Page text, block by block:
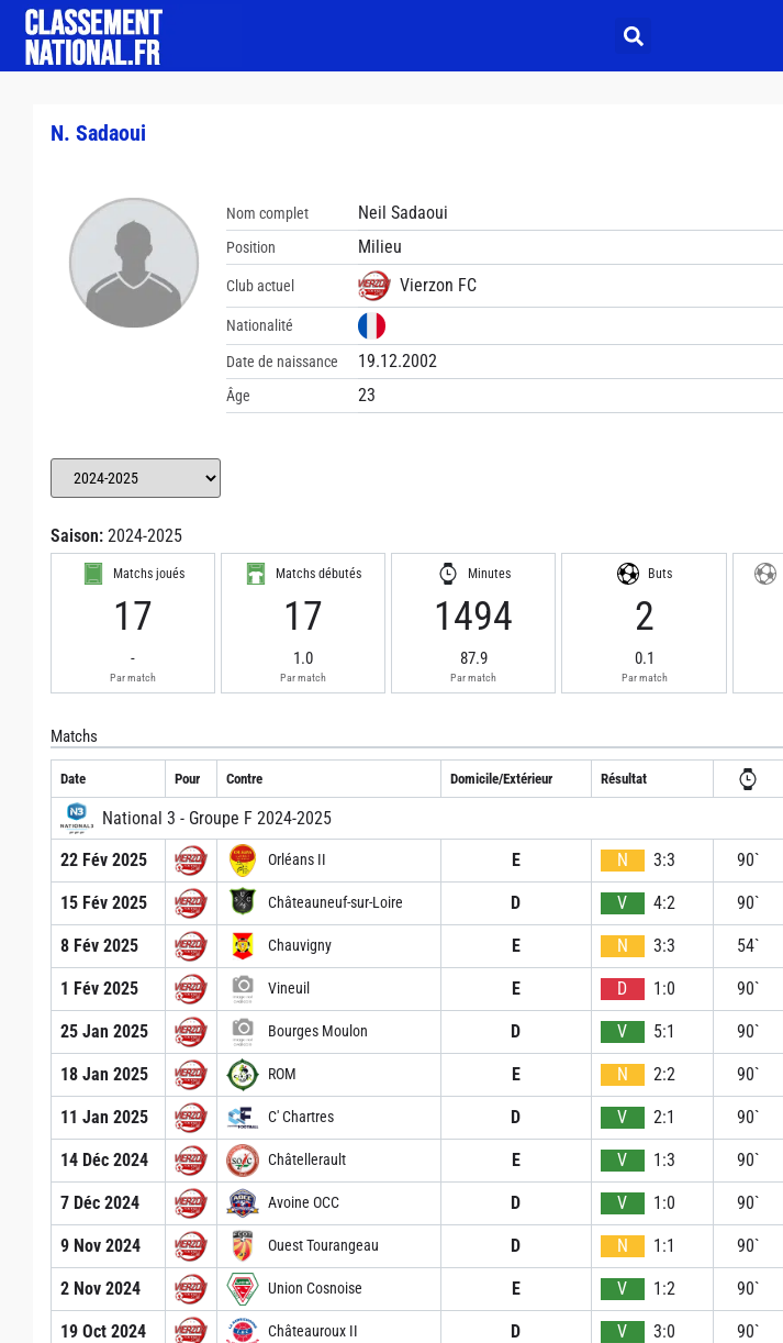
N. Sadaoui
Nom complet Neil Sadaoui
Position Milieu
Club actuel Vierzon FC
Nationalité
Date de naissance 19.12.2002
Âge 23
Saison: 2024-2025
Matchs joués
17
-
Par match
Matchs débutés
17
1.0
Par match
Minutes
1494
87.9
Par match
Buts
2
0.1
Par match
Matchs
Date Pour Contre Domicile/Extérieur Résultat
National 3 - Groupe F 2024-2025
22 Fév 2025
Orléans II E N 3:3 90`
15 Fév 2025 Châteauneuf-sur-Loire D V 4:2 90`
8 Fév 2025 Chauvigny E N 3:3 54`
1 Fév 2025 Vineuil E D 1:0 90`
25 Jan 2025 Bourges Moulon D V 5:1 90`
18 Jan 2025 ROM E N 2:2 90`
11 Jan 2025 C' Chartres D V 2:1 90`
14 Déc 2024 Châtellerault E V 1:3 90`
7 Déc 2024 Avoine OCC D V 1:0 90`
9 Nov 2024 Ouest Tourangeau D N 1:1 90`
2 Nov 2024 Union Cosnoise E V 1:2 90`
19 Oct 2024 Châteauroux II D V 3:0 90`